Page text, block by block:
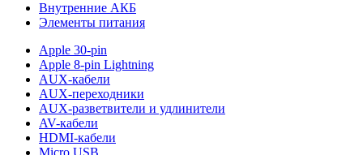
Внутренние АКБ
Элементы питания
Apple 30-pin
Apple 8-pin Lightning
AUX-кабели
AUX-переходники
AUX-разветвители и удлинители
AV-кабели
HDMI-кабели
Micro USB